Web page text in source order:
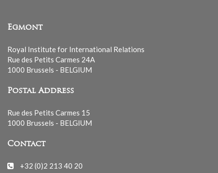
Egmont
Royal Institute for International Relations
Rue des Petits Carmes 24A
1000 Brussels - BELGIUM
Postal Address
Rue des Petits Carmes 15
1000 Brussels - BELGIUM
Contact
+32 (0)2 213 40 20